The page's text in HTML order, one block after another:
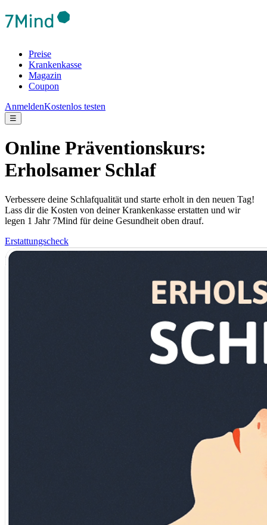
Preise
Krankenkasse
Magazin
Coupon
AnmeldenKostenlos testen
☰
Online Präventionskurs:
Erholsamer Schlaf
Verbessere deine Schlafqualität und starte erholt in den neuen Tag!
Lass dir die Kosten von deiner Krankenkasse erstatten und wir
legen 1 Jahr 7Mind für deine Gesundheit oben drauf.
Erstattungscheck